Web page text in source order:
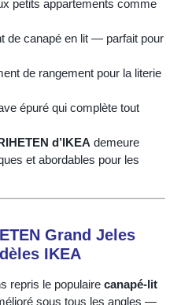
petits appartements comme
de canapé en lit — parfait pour
de rangement pour la literie
épuré qui complète tout
d’IKEA demeure
et abordables pour les
Grand Jeles
IKEA
repris le populaire canapé-lit
sous tous les angles —